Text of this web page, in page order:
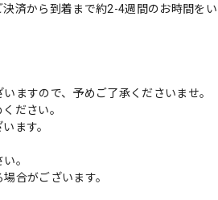
済から到着まで約2-4週間のお時間を
ますので、予めご了承くださいませ。
ださい。
ます。
。
合がございます。